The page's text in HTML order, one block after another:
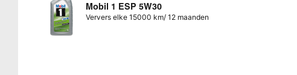
Mobil 1 ESP 5W30
Ververs elke 15000 km/ 12 maanden